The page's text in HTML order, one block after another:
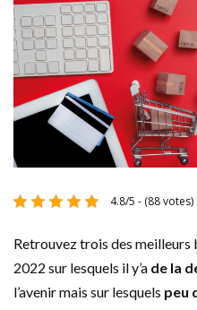
4.8/5 - (88 votes)
Retrouvez trois des meilleurs
2022 sur lesquels il y’a de la
l’avenir mais sur lesquels peu